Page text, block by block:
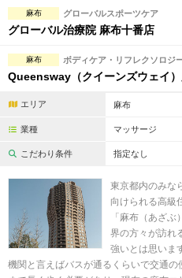
日本人スタッフのみ
スタッフ指名可
こだわり条
麻布 グローバルスポーツケア
グローバル治療院 麻布十番店
麻布 ボディケア・リフレクソロジ
Queensway（クイーンズウェイ
エリア 麻布
業種 マッサージ
こだわり条件 指定なし
東京都内のみな
向けられる高級
「麻布（あざ
界の方々が訪れ
強いとは思いま
機関と言えばバスが通るくらいで交通